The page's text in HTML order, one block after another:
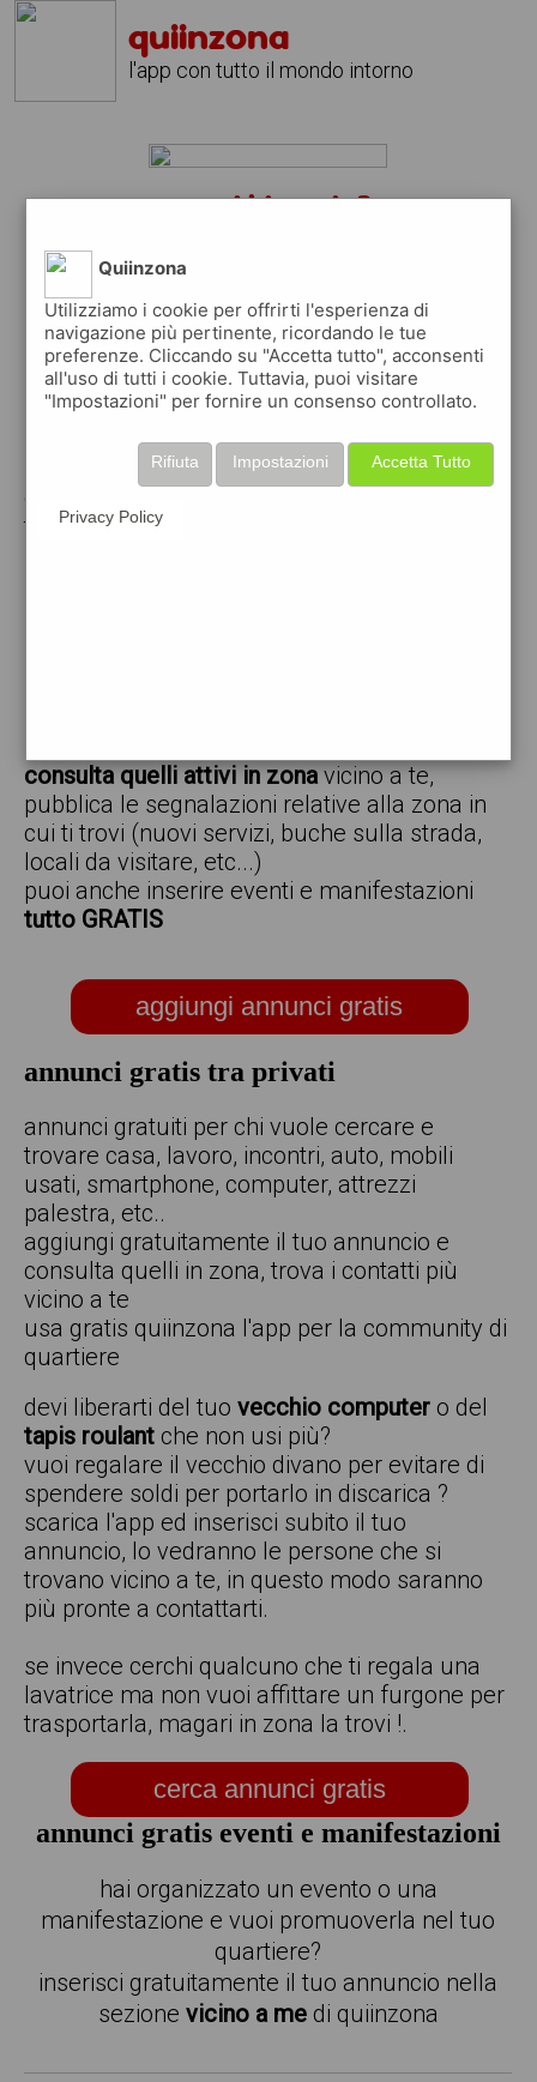
quiinzona
l'app con tutto il mondo intorno
campi bisenzio?
↴
scarica gratis app
pubblica gratis i tuoi annunci
tuoi annunci per :
consulta quelli attivi in zonavicino a te,
pubblica le segnalazioni relative alla zona in
cui ti trovi (nuovi servizi, buche sulla strada,
locali da visitare, etc...)
puoi anche inserire eventi e manifestazioni
tutto GRATIS
aggiungi annunci gratis
annunci gratis tra privati
annunci gratuiti per chi vuole cercare e
trovare casa, lavoro, incontri, auto, mobili
usati, smartphone, computer, attrezzi
palestra, etc..
aggiungi gratuitamente il tuo annuncio e
consulta quelli in zona, trova i contatti più
vicino a te
usa gratis quiinzona l'app per la community di
quartiere
devi liberarti del tuovecchio computer o del
tapis roulant che non usi più?
vuoi regalare il vecchio divano per evitare di
spendere soldi per portarlo in discarica ?
scarica l'app ed inserisci subito il tuo
annuncio, lo vedranno le persone che si
trovano vicino a te, in questo modo saranno
più pronte a contattarti.
se invece cerchi qualcuno che ti regala una
lavatrice ma non vuoi affittare un furgone per
trasportarla, magari in zona la trovi !.
cerca annunci gratis
annunci gratis eventi e manifestazioni
hai organizzato un evento o una
manifestazione e vuoi promuoverla nel tuo
quartiere?
inserisci gratuitamente il tuo annuncio nella
sezione vicino a medi quiinzona
Quiinzona
Utilizziamo i cookie per offrirti l'esperienza di
navigazione più pertinente, ricordando le tue
preferenze. Cliccando su "Accetta tutto", acconsenti
all'uso di tutti i cookie. Tuttavia, puoi visitare
"Impostazioni" per fornire un consenso controllato.
Accetta Tutto
Impostazioni
Rifiuta
Privacy Policy